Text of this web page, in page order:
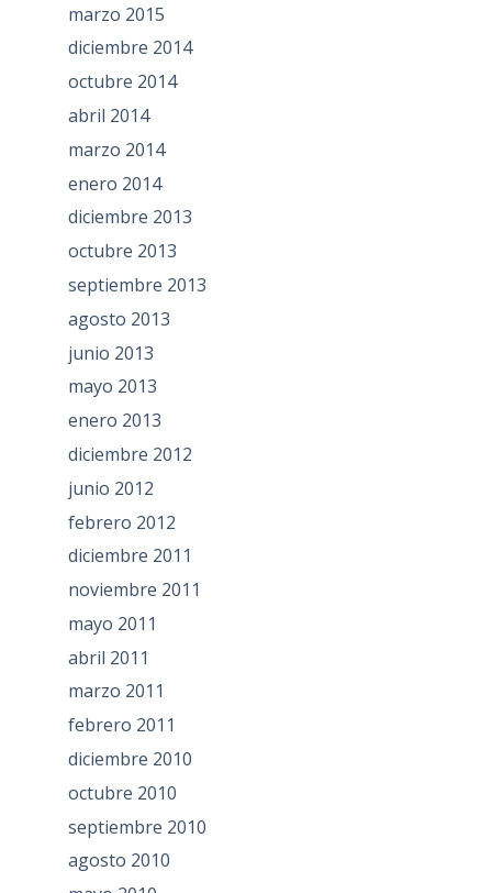
marzo 2015
diciembre 2014
octubre 2014
abril 2014
marzo 2014
enero 2014
diciembre 2013
octubre 2013
septiembre 2013
agosto 2013
junio 2013
mayo 2013
enero 2013
diciembre 2012
junio 2012
febrero 2012
diciembre 2011
noviembre 2011
mayo 2011
abril 2011
marzo 2011
febrero 2011
diciembre 2010
octubre 2010
septiembre 2010
agosto 2010